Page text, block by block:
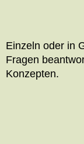
Einzeln oder in
Fragen
Konzepten.